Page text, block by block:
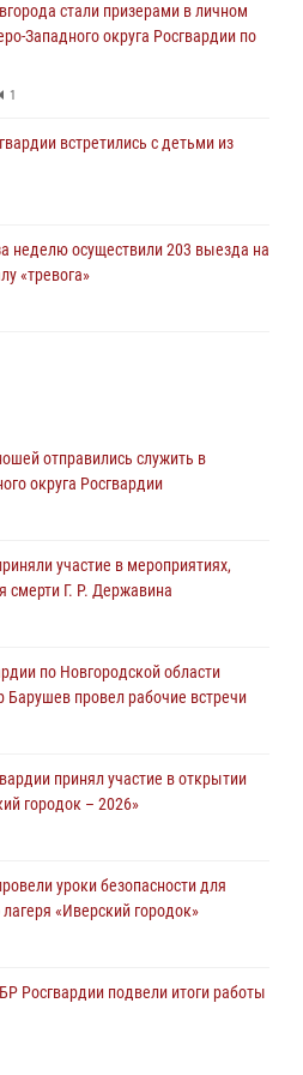
стали призерами в личном
Западного округа Росгвардии по
1
встретились с детьми из
неделю осуществили 203 выезда на
«тревога»
центра лицензионно-
провели телефонную «горячую
о службе детям из летнего
мужчину
областное телевидение.
Новгородские призывники
отправились служить в
округа Росгвардии
участие в мероприятиях,
смерти Г. Р. Державина
по Новгородской области
Барушев провел рабочие встречи
принял участие в открытии
городок – 2026»
уроки безопасности для
«Иверский городок»
Росгвардии подвели итоги работы